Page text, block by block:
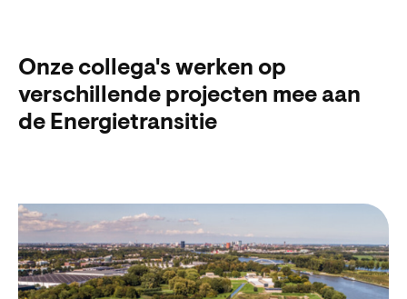
Onze collega's werken op
verschillende projecten mee aan
de Energietransitie